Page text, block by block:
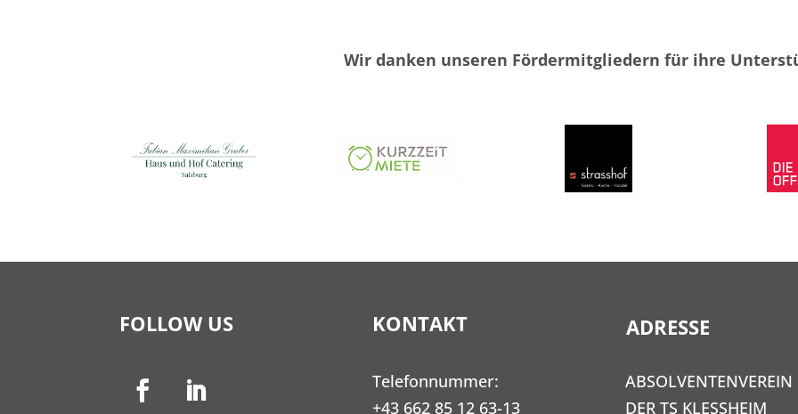
Wir danken unseren Fördermitgliedern für ihre
FOLLOW US KONTAKT ADRESSE
Telefonnummer:
+43 662 85 12 63-13
ABSOLVENTENVEREIN
DER TS KLESSHEIM